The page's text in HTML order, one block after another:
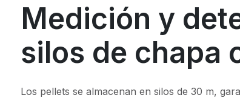
Medición y
silos de chapa
Los pellets se almacenan en silos de 30 m,